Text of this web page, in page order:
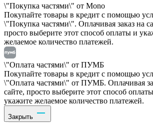
\"Покупка частями\" от Mono
Покупайте товары в кредит с помощью
\"Покупка частями\". Оплачивая заказ на
просто выберите этот способ оплаты и
желаемое количество платежей.
\"Оплата частями\" от ПУМБ
Покупайте товары в кредит с помощью
\"Оплата частями\" от ПУМБ. Оплачивая
сайте, просто выберите этот способ
укажите желаемое количество платежей.
Закрыть